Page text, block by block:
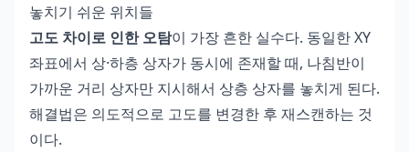
놓치기 쉬운 위치들
고도 차이로 인한 오탐이 가장 흔한 실수다. 동일한 XY
좌표에서 상·하층 상자가 동시에 존재할 때, 나침반이
가까운 거리 상자만 지시해서 상층 상자를 놓치게 된다.
해결법은 의도적으로 고도를 변경한 후 재스캔하는 것
이다.